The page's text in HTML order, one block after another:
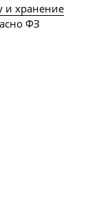
и хранение
ФЗ